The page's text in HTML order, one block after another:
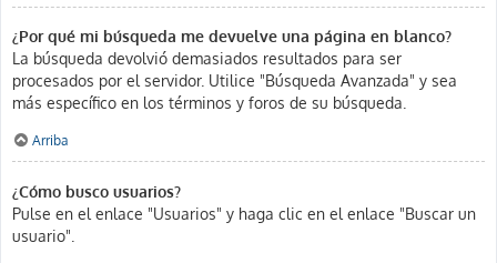
¿Por qué mi búsqueda me devuelve una página en blanco?
La búsqueda devolvió demasiados resultados para ser
procesados por el servidor. Utilice "Búsqueda Avanzada" y sea
más específico en los términos y foros de su búsqueda.
Arriba
¿Cómo busco usuarios?
Pulse en el enlace "Usuarios" y haga clic en el enlace "Buscar un
usuario".